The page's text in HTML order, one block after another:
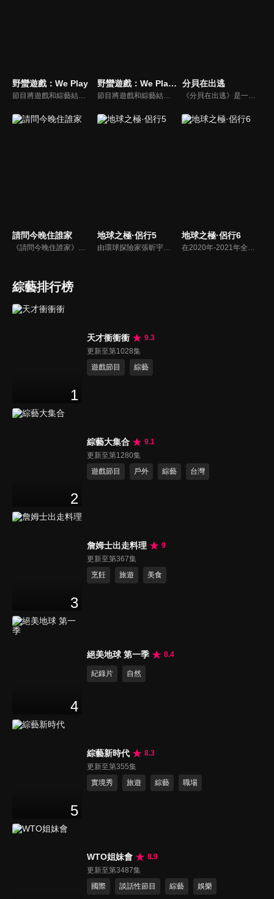
野蠻遊戲：We Play
節目將遊戲和綜藝結合在一起的新概念真人秀節目，成員們將進行無法預測的遊戲內容，提供多樣、新鮮的節目環節為看點，主持與來賓將在虛擬世界中，展開大規模遊戲的動作冒險。
野蠻遊戲：We Play 2
節目將遊戲和綜藝結合在一起的新概念真人秀節目，成員們將進行無法預測的遊戲內容，提供多樣、新鮮的節目環節為看點，主持與來賓將在虛擬世界中，展開大規模遊戲的動作冒險。
分貝在出逃
《分貝在出逃》是一檔新戶外音樂治癒綜藝，蘇醒、張遠等5位彼此相熟的嘉賓一起去戶外露營，在7天之內上演分貝出逃之旅，通過遊戲互動贏取「分貝值」來解鎖3場音樂會的舉辦權。節目集音樂元素、旅途元素和真人秀元素為一體，傳播音樂和友情的正能量。
請問今晚住誰家
《請問今晚住誰家》是真人打工旅遊實境節目，由「型男打工團」帶領各位遠離都市塵囂，探訪最療癒的鄉間！進行打工換餐、換宿的體驗。
地球之極·侶行5
由環球探險家張昕宇、梁紅「侶行夫婦」攜手，前往最高、最寒冷、最炎熱、最神秘等「地球之極」，走遍地球極致之地，見證人類偉大生存。這一段極地之旅，用真實的鏡頭語言，去記錄和講述了極端環境下人類的生存故事，有的是故土難離，有的不停挑戰著生存極限，無一不閃爍著充滿智慧的生活之光。
地球之極·侶行6
在2020年-2021年全球疫情大背景下，侶行夫婦張昕宇梁紅跨越歐亞大陸，在俄羅斯及東歐各國，關照普通人生，發現點滴希望。在戰事隨時可能激化的烏克蘭東部、被戰爭摧殘30多年的阿塞拜疆納卡地區、大轟炸後依然飽受折磨的塞爾維亞，張昕宇梁紅記錄下人們，在戰爭中追尋光明的故事。
綜藝排行榜
1
天才衝衝衝
9.3
更新至第1028集
遊戲節目
綜藝
2
綜藝大集合
9.1
更新至第1280集
遊戲節目
戶外 綜藝 台灣
3
詹姆士出走料理
9
更新至第367集
烹飪
旅遊 美食
4
絕美地球 第一季 8.4
紀錄片 自然
5
綜藝新時代
8.3
更新至第355集
實境秀
旅遊 綜藝 職場
WTO姐妹會
8.9
更新至第3487集
國際
談話性節目 綜藝 娛樂